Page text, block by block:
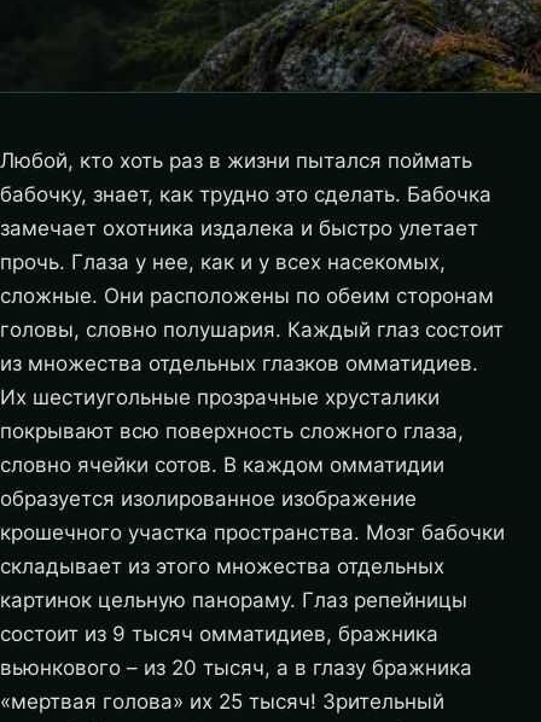
Любой, кто хоть раз в жизни пытался поймать
бабочку, знает, как трудно это сделать. Бабочка
замечает охотника издалека и быстро улетает
прочь. Глаза у нее, как и у всех насекомых,
сложные. Они расположены по обеим сторонам
головы, словно полушария. Каждый глаз состоит
из множества отдельных глазков омматидиев.
Их шестиугольные прозрачные хрусталики
покрывают всю поверхность сложного глаза,
словно ячейки сотов. В каждом омматидии
образуется изолированное изображение
крошечного участка пространства. Мозг бабочки
складывает из этого множества отдельных
картинок цельную панораму. Глаз репейницы
состоит из 9 тысяч омматидиев, бражника
вьюнкового – из 20 тысяч, а в глазу бражника
«мертвая голова» их 25 тысяч! Зрительный